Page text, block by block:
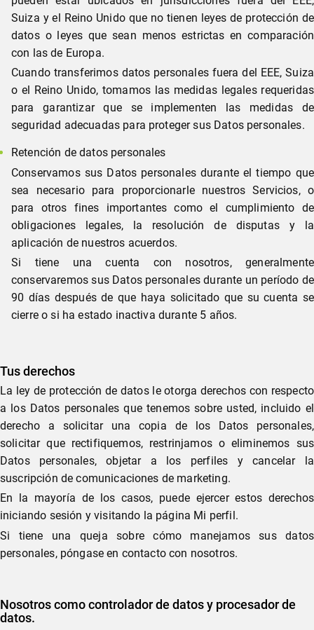
Suiza y el Reino Unido que no tienen leyes de protección de
datos o leyes que sean menos estrictas en comparación
con las de Europa.
Cuando transferimos datos personales fuera del EEE, Suiza
o el Reino Unido, tomamos las medidas legales requeridas
para garantizar que se implementen las medidas de
seguridad adecuadas para proteger sus Datos personales.
Retención de datos personales
Conservamos sus Datos personales durante el tiempo que
sea necesario para proporcionarle nuestros Servicios, o
para otros fines importantes como el cumplimiento de
obligaciones legales, la resolución de disputas y la
aplicación de nuestros acuerdos.
Si tiene una cuenta con nosotros, generalmente
conservaremos sus Datos personales durante un período de
90 días después de que haya solicitado que su cuenta se
cierre o si ha estado inactiva durante 5 años.
Tus derechos
La ley de protección de datos le otorga derechos con respecto
a los Datos personales que tenemos sobre usted, incluido el
derecho a solicitar una copia de los Datos personales,
solicitar que rectifiquemos, restrinjamos o eliminemos sus
Datos personales, objetar a los perfiles y cancelar la
suscripción de comunicaciones de marketing.
En la mayoría de los casos, puede ejercer estos derechos
iniciando sesión y visitando la página Mi perfil.
Si tiene una queja sobre cómo manejamos sus datos
personales, póngase en contacto con nosotros.
Nosotros como controlador de datos y procesador de
datos.